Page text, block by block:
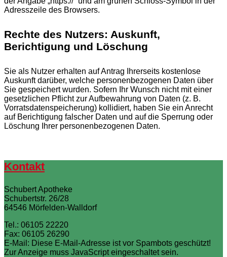
Adresszeile des Browsers.
Rechte des Nutzers: Auskunft,
Berichtigung und Löschung
Sie als Nutzer erhalten auf Antrag Ihrerseits kostenlose
Auskunft darüber, welche personenbezogenen Daten über
Sie gespeichert wurden. Sofern Ihr Wunsch nicht mit einer
gesetzlichen Pflicht zur Aufbewahrung von Daten (z. B.
Vorratsdatenspeicherung) kollidiert, haben Sie ein Anrecht
auf Berichtigung falscher Daten und auf die Sperrung oder
Löschung Ihrer personenbezogenen Daten.
Kontakt
Schubert Apotheke
Schubertstr. 26/28
64546 Mörfelden-Walldorf
Tel.: 06105 22220
Fax: 06105 26290
E-Mail: Diese E-Mail-Adresse ist vor Spambots geschützt!
Zur Anzeige muss JavaScript eingeschaltet sein.